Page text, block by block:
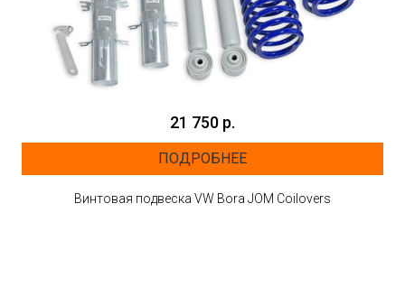
21 750 р.
ПОДРОБНЕЕ
Винтовая подвеска VW Bora JOM Coilovers